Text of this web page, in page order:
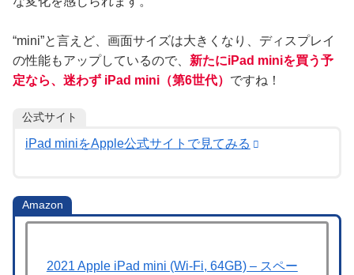
“mini”と言えど、画面サイズは大きくなり、ディスプレイ
の性能もアップしているので、 新たにiPad miniを買う予
定なら、迷わず iPad mini（第6世代） ですね！
公式サイト
iPad miniをApple公式サイトで見てみる
Amazon
2021 Apple iPad mini (Wi-Fi, 64GB) – スペー